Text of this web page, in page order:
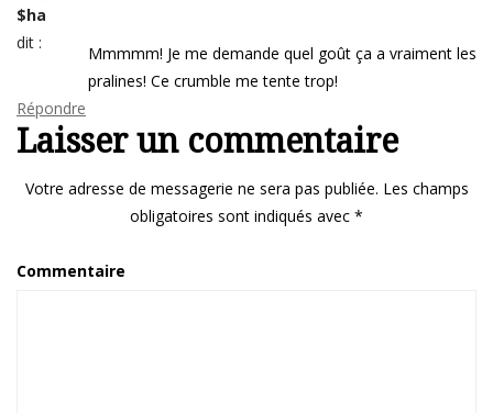
$ha
dit :
Mmmmm! Je me demande quel goût ça a vraiment les
pralines! Ce crumble me tente trop!
Répondre
Laisser un commentaire
Votre adresse de messagerie ne sera pas publiée. Les champs
obligatoires sont indiqués avec *
Commentaire